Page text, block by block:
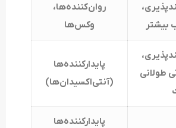
بیشتر
روان‌کننده‌‌ها،
وکس‌‌ها
طولانی
پایدارکننده‌‌ها
(آنتی‌اکسیدان‌‌ها)
پایدارکننده‌‌ها